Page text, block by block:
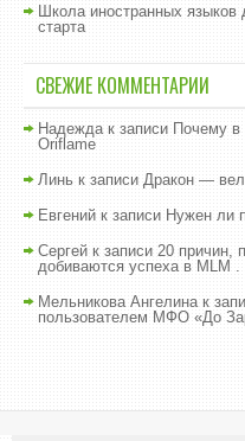
Школа иностранных
старта
СВЕЖИЕ КОММЕНТАРИИ
Надежда к записи Почему в
Oriflame
Линь к записи Дракон —
Евгений к записи Нужен ли
Сергей к записи 20 причин,
добиваются успеха в MLM .
Мельникова Ангелина к
пользователем МФО «До